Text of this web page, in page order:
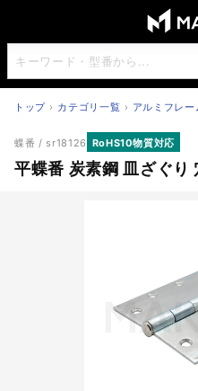
トップ カテゴリ一覧 アルミフレ
平蝶番 炭素鋼 皿ざぐり 穴位
蝶番 / sr18126 RoHS10物質対応
平蝶番 炭素鋼 皿ざぐり